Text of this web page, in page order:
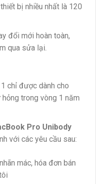
bị nhiều nhất là 120
đổi mới hoàn toàn,
qua sửa lại.
chỉ được dành cho
trong vòng 1 năm
Pro Unibody
với các yêu cầu sau:
mác, hóa đơn bán